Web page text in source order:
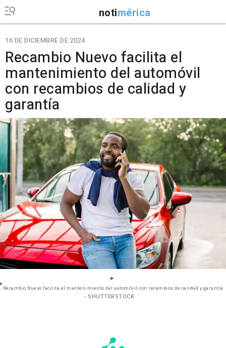
notimérica
16 DE DICIEMBRE DE 2024
Recambio Nuevo facilita el
mantenimiento del automóvil
con recambios de calidad y
garantía
Recambio Nuevo facilita el mantenimiento del automóvil con recambios de calidad y garantía
- SHUTTERSTOCK